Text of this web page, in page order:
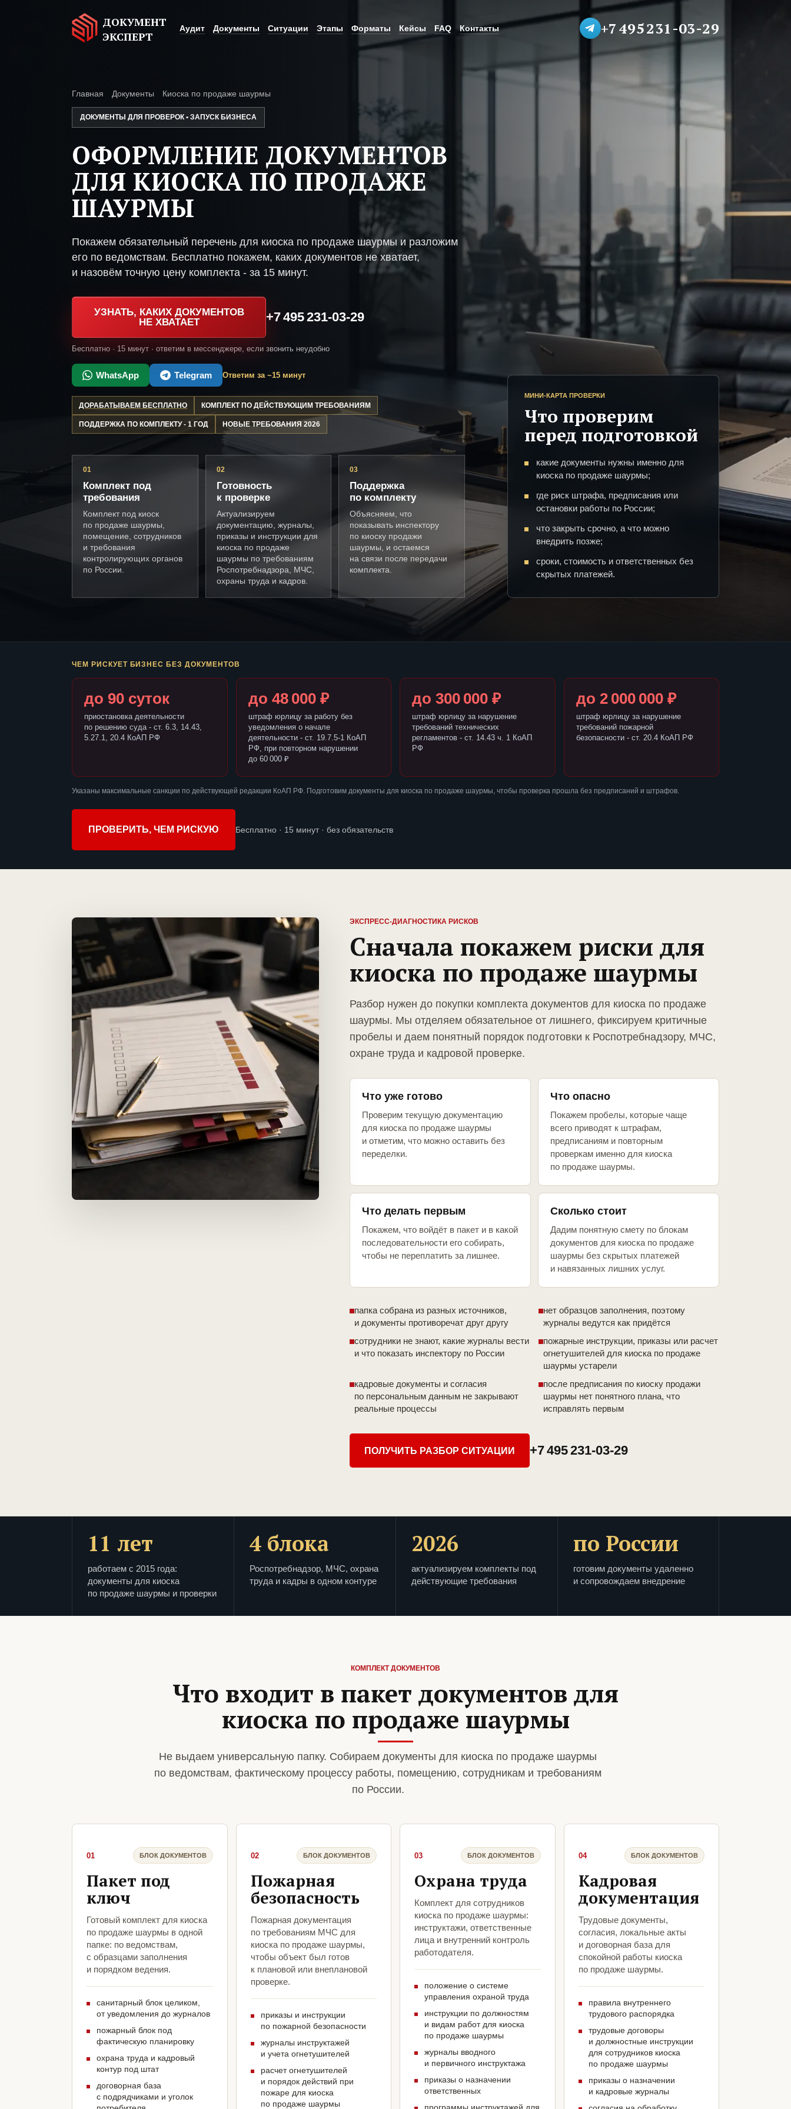
ДОКУМЕНТ
ЭКСПЕРТ
Аудит Документы Ситуации Этапы Форматы Кейсы FAQ Контакты +7 495 231-03-29
Главная Документы Киоска по продаже шаурмы
ДОКУМЕНТЫ ДЛЯ ПРОВЕРОК • ЗАПУСК БИЗНЕСА
ОФОРМЛЕНИЕ ДОКУМЕНТОВ
ДЛЯ КИОСКА ПО ПРОДАЖЕ
ШАУРМЫ
Покажем обязательный перечень для киоска по продаже шаурмы и разложим
его по ведомствам. Бесплатно покажем, каких документов не хватает,
и назовём точную цену комплекта - за 15 минут.
УЗНАТЬ, КАКИХ ДОКУМЕНТОВ
НЕ ХВАТАЕТ
+7 495 231-03-29
Бесплатно · 15 минут · ответим в мессенджере, если звонить неудобно
WhatsApp Telegram Ответим за ~15 минут
ДОРАБАТЫВАЕМ БЕСПЛАТНО КОМПЛЕКТ ПО ДЕЙСТВУЮЩИМ ТРЕБОВАНИЯМ
ПОДДЕРЖКА ПО КОМПЛЕКТУ - 1 ГОД НОВЫЕ ТРЕБОВАНИЯ 2026
01
Комплект под
требования
Комплект под киоск
по продаже шаурмы,
помещение, сотрудников
и требования
контролирующих органов
по России.
02
Готовность
к проверке
Актуализируем
документацию, журналы,
приказы и инструкции для
киоска по продаже
шаурмы по требованиям
Роспотребнадзора, МЧС,
охраны труда и кадров.
03
Поддержка
по комплекту
Объясняем, что
показывать инспектору
по киоску продажи
шаурмы, и остаемся
на связи после передачи
комплекта.
МИНИ-КАРТА ПРОВЕРКИ
Что проверим
перед подготовкой
какие документы нужны именно для
киоска по продаже шаурмы;
где риск штрафа, предписания или
остановки работы по России;
что закрыть срочно, а что можно
внедрить позже;
сроки, стоимость и ответственных без
скрытых платежей.
ЧЕМ РИСКУЕТ БИЗНЕС БЕЗ ДОКУМЕНТОВ
до 90 суток
приостановка деятельности
по решению суда - ст. 6.3, 14.43,
5.27.1, 20.4 КоАП РФ
до 48 000 ₽
штраф юрлицу за работу без
уведомления о начале
деятельности - ст. 19.7.5-1 КоАП
РФ, при повторном нарушении
до 60 000 ₽
до 300 000 ₽
штраф юрлицу за нарушение
требований технических
регламентов - ст. 14.43 ч. 1 КоАП
РФ
до 2 000 000 ₽
штраф юрлицу за нарушение
требований пожарной
безопасности - ст. 20.4 КоАП РФ
Указаны максимальные санкции по действующей редакции КоАП РФ. Подготовим документы для киоска по продаже шаурмы, чтобы проверка прошла без предписаний и штрафов.
ПРОВЕРИТЬ, ЧЕМ РИСКУЮ Бесплатно · 15 минут · без обязательств
ЭКСПРЕСС-ДИАГНОСТИКА РИСКОВ
Сначала покажем риски для
киоска по продаже шаурмы
Разбор нужен до покупки комплекта документов для киоска по продаже
шаурмы. Мы отделяем обязательное от лишнего, фиксируем критичные
пробелы и даем понятный порядок подготовки к Роспотребнадзору, МЧС,
охране труда и кадровой проверке.
Что уже готово
Проверим текущую документацию
для киоска по продаже шаурмы
и отметим, что можно оставить без
переделки.
Что опасно
Покажем пробелы, которые чаще
всего приводят к штрафам,
предписаниям и повторным
проверкам именно для киоска
по продаже шаурмы.
Что делать первым
Покажем, что войдёт в пакет и в какой
последовательности его собирать,
чтобы не переплатить за лишнее.
Сколько стоит
Дадим понятную смету по блокам
документов для киоска по продаже
шаурмы без скрытых платежей
и навязанных лишних услуг.
папка собрана из разных источников,
и документы противоречат друг другу
нет образцов заполнения, поэтому
журналы ведутся как придётся
сотрудники не знают, какие журналы вести
и что показать инспектору по России
пожарные инструкции, приказы или расчет
огнетушителей для киоска по продаже
шаурмы устарели
кадровые документы и согласия
по персональным данным не закрывают
реальные процессы
после предписания по киоску продажи
шаурмы нет понятного плана, что
исправлять первым
ПОЛУЧИТЬ РАЗБОР СИТУАЦИИ +7 495 231-03-29
11 лет
работаем с 2015 года:
документы для киоска
по продаже шаурмы и проверки
4 блока
Роспотребнадзор, МЧС, охрана
труда и кадры в одном контуре
2026
актуализируем комплекты под
действующие требования
по России
готовим документы удаленно
и сопровождаем внедрение
КОМПЛЕКТ ДОКУМЕНТОВ
Что входит в пакет документов для
киоска по продаже шаурмы
Не выдаем универсальную папку. Собираем документы для киоска по продаже шаурмы
по ведомствам, фактическому процессу работы, помещению, сотрудникам и требованиям
по России.
01 БЛОК ДОКУМЕНТОВ
Пакет под
ключ
Готовый комплект для киоска
по продаже шаурмы в одной
папке: по ведомствам,
с образцами заполнения
и порядком ведения.
санитарный блок целиком,
от уведомления до журналов
пожарный блок под
фактическую планировку
охрана труда и кадровый
контур под штат
договорная база
с подрядчиками и уголок
02 БЛОК ДОКУМЕНТОВ
Пожарная
безопасность
Пожарная документация
по требованиям МЧС для
киоска по продаже шаурмы,
чтобы объект был готов
к плановой или внеплановой
проверке.
приказы и инструкции
по пожарной безопасности
журналы инструктажей
и учета огнетушителей
расчет огнетушителей
и порядок действий при
пожаре для киоска
по продаже шаурмы
03 БЛОК ДОКУМЕНТОВ
Охрана труда
Комплект для сотрудников
киоска по продаже шаурмы:
инструктажи, ответственные
лица и внутренний контроль
работодателя.
положение о системе
управления охраной труда
инструкции по должностям
и видам работ для киоска
по продаже шаурмы
журналы вводного
и первичного инструктажа
приказы о назначении
ответственных
04 БЛОК ДОКУМЕНТОВ
Кадровая
документация
Трудовые документы,
согласия, локальные акты
и договорная база для
спокойной работы киоска
по продаже шаурмы.
правила внутреннего
трудового распорядка
трудовые договоры
и должностные инструкции
для сотрудников киоска
по продаже шаурмы
приказы о назначении
и кадровые журналы